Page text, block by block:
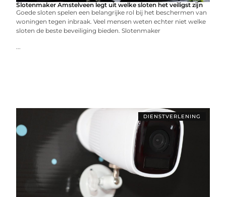
Slotenmaker Amstelveen legt uit welke sloten het veiligst zijn
Goede sloten spelen een belangrijke rol bij het beschermen van
woningen tegen inbraak. Veel mensen weten echter niet welke
sloten de beste beveiliging bieden. Slotenmaker
...
DIENSTVERLENING